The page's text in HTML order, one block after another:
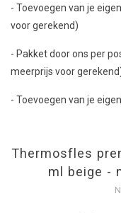
- Toevoegen van je
voor gerekend)
- Pakket door ons per
meerprijs voor
- Toevoegen van je
Thermosfles
ml beige -